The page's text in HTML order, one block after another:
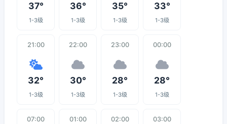
37°
1-3级
36°
1-3级
35°
1-3级
33°
1-3级
21:00
32°
1-3级
22:00
30°
1-3级
23:00
28°
1-3级
00:00
28°
1-3级
07:00 01:00 02:00 03:00